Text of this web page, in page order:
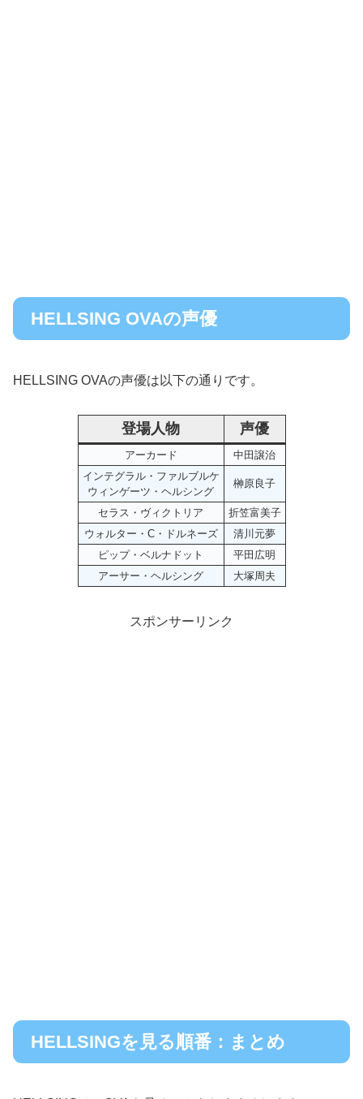
HELLSING OVAの声優
HELLSING OVAの声優は以下の通りです。
登場人物 声優
アーカード
中田譲治
インテグラル・ファルブルケ
ウィンゲーツ・ヘルシング
榊原良子
セラス・ヴィクトリア
折笠富美子
ウォルター・C・ドルネーズ
清川元夢
ピップ・ベルナドット
平田広明
アーサー・ヘルシング
大塚周夫
スポンサーリンク
HELLSINGを見る順番：まとめ